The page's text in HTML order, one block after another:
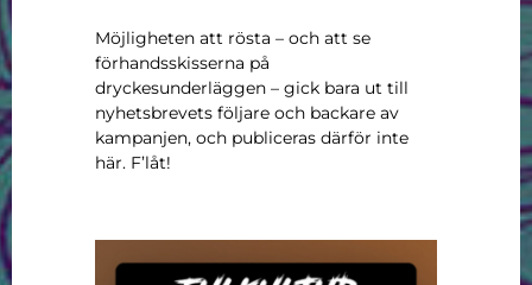
Möjligheten att rösta – och att se
förhandsskisserna på
dryckesunderläggen – gick bara ut till
nyhetsbrevets följare och backare av
kampanjen, och publiceras därför inte
här. F’låt!